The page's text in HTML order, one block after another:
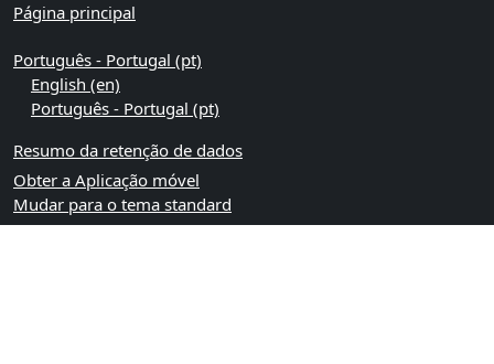
Página principal
Português - Portugal ‎(pt)‎
English ‎(en)‎
Português - Portugal ‎(pt)‎
Resumo da retenção de dados
Obter a Aplicação móvel
Mudar para o tema standard